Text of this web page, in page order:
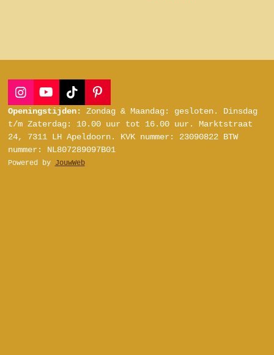
I
n
s
a
g
r
Y
o
u
T
b
e
T
i
o
k
P
i
n
r
Openingstijden: Zondag & Maandag: gesloten.
Dinsdag
t/m Zaterdag: 10.00 uur tot 16.00 uur. Marktstraat
24, 7311 LH Apeldoorn.
KVK nummer: 23090822 BTW
nummer: NL807289097B01
Powered by JouwWeb